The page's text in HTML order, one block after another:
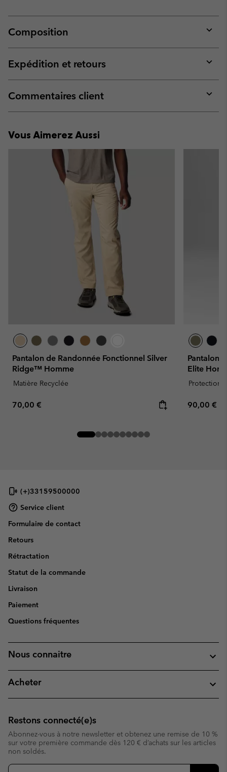
Composition
or
Expédition et retours
or
Commentaires client
or
Vous Aimerez Aussi
Pantalon de Randonnée Fonctionnel Silver
Ridge™ Homme
Matière Recyclée
Regular price:
70,00 €
Pantalon
Elite
Protection
Regular
90,00 €
(+)33159500000
Service client
Formulaire de contact
Retours
Rétractation
Statut de la commande
Livraison
Paiement
Questions fréquentes
Nous connaitre
Acheter
Restons connecté(e)s
Abonnez-vous à notre newsletter et obtenez une remise de 10 %
sur votre première commande dès 120 € d’achats sur les articles
non soldés.
Inscription